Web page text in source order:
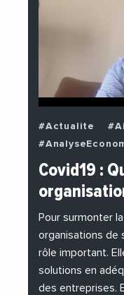
#Actualite
#BuzzNews
#EnDirectDe
#Institutions
Covid19 :
Pour surmonter
organisations de
rôle important.
solutions en
des entreprises.